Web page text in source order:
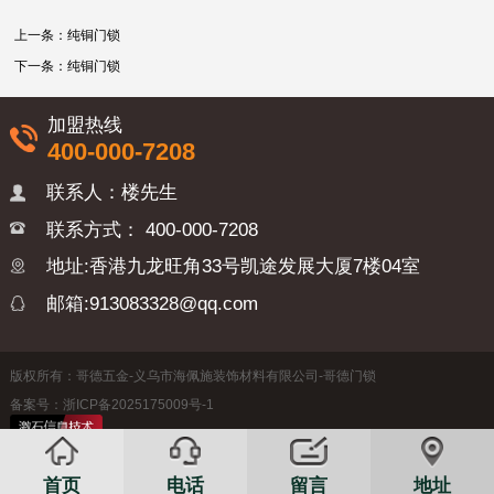
上一条：纯铜门锁
下一条：纯铜门锁
加盟热线
400-000-7208
联系人：楼先生
联系方式： 400-000-7208
地址:香港九龙旺角33号凯途发展大厦7楼04室
邮箱:913083328@qq.com
版权所有：哥德五金-义乌市海佩施装饰材料有限公司-哥德门锁
备案号：浙ICP备2025175009号-1
首页 电话 留言 地址